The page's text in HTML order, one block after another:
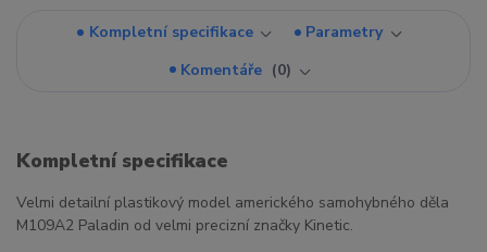
Kompletní specifikace
Parametry
Komentáře
0
Kompletní specifikace
Velmi detailní plastikový model amerického samohybného děla
M109A2 Paladin od velmi precizní značky Kinetic.